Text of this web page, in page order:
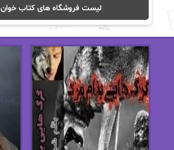
اریک مورگنشترن از نیلوفر لاری
استفانی مهیر استل مسکم
اسما کافی اصغر زاده
افسانه سماوات اکرم محمدی
ال جی اسمیت الف صاد
لیست فروشگاه های کتاب خوان